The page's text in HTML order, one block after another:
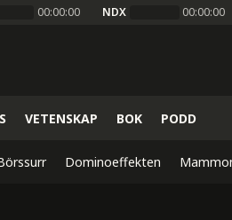
00:00:00 NDX 00:00:00
VETENSKAP BOK PODD
Dominoeffekten